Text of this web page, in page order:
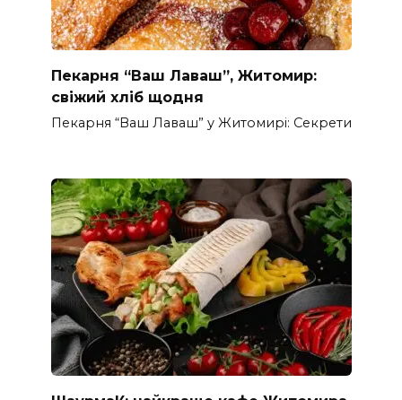
Пекарня “Ваш Лаваш”, Житомир:
свіжий хліб щодня
Пекарня “Ваш Лаваш” у Житомирі: Секрети